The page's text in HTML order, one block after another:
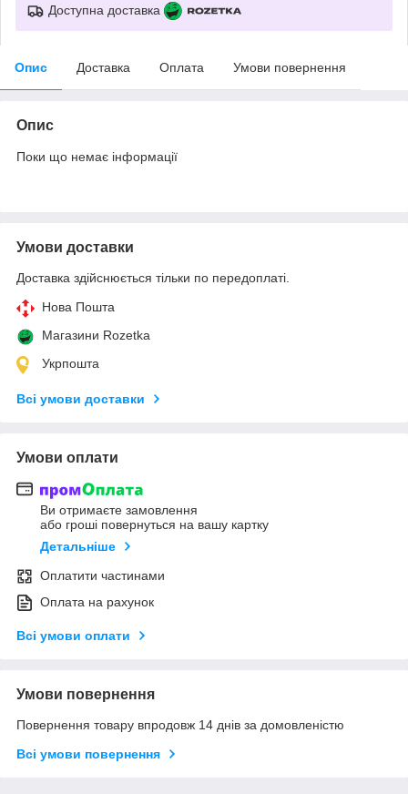
Доступна доставка
Опис Доставка Оплата Умови повернення
Опис
Поки що немає інформації
Умови доставки
Доставка здійснюється тільки по передоплаті.
Нова Пошта
Магазини Rozetka
Укрпошта
Всі умови доставки
Умови оплати
Ви отримаєте замовлення
або гроші повернуться на вашу картку
Детальніше
Оплатити частинами
Оплата на рахунок
Всі умови оплати
Умови повернення
Повернення товару впродовж 14 днів за домовленістю
Всі умови повернення